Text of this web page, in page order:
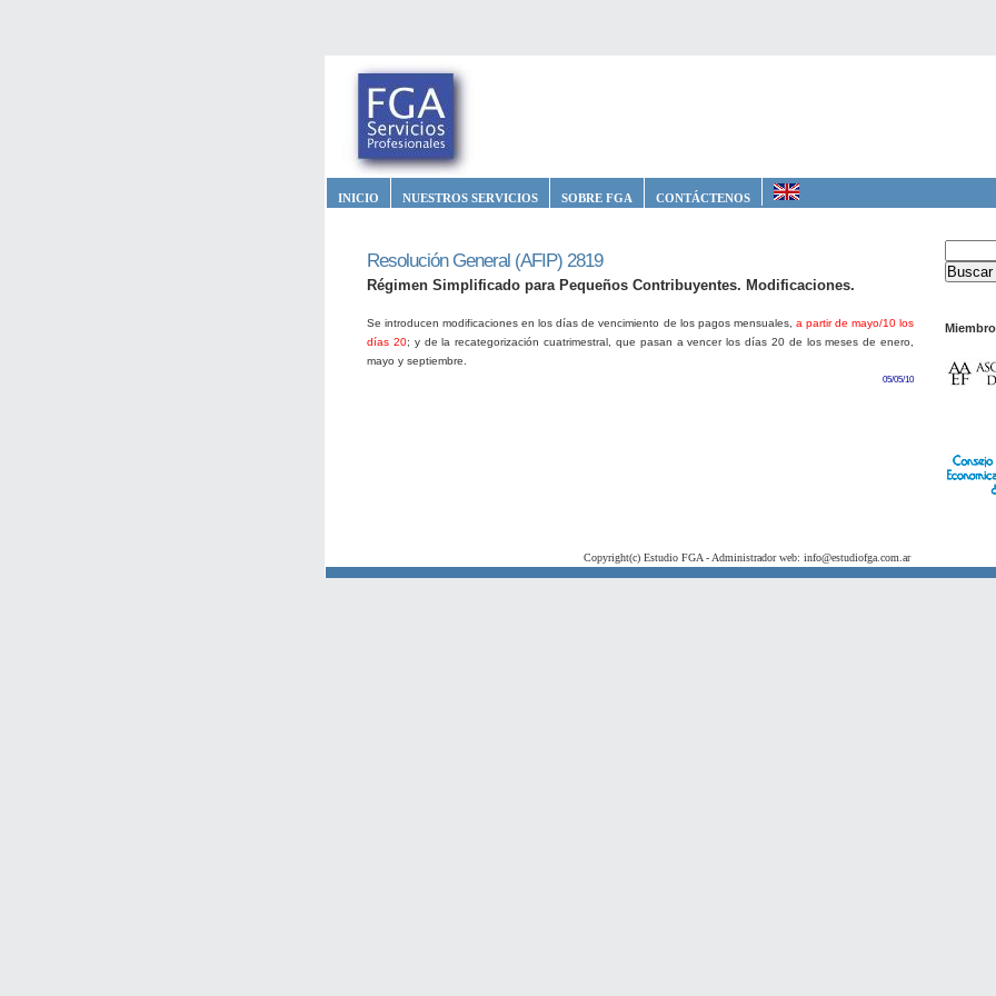
INICIO NUESTROS SERVICIOS SOBRE FGA CONTÁCTENOS
Resolución General (AFIP) 2819
Régimen Simplificado para Pequeños Contribuyentes. Modificaciones.
Se introducen modificaciones en los días de vencimiento de los pagos mensuales, a partir de mayo/10 los
días 20; y de la recategorización cuatrimestral, que pasan a vencer los días 20 de los meses de enero,
mayo y septiembre.
05/05/10
Copyright(c) Estudio FGA - Administrador web: info@estudiofga.com.ar